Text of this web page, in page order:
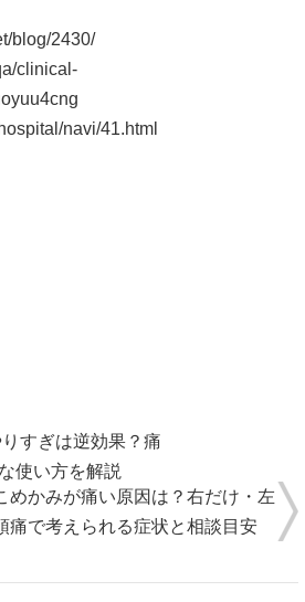
blog/2430/
clinical-
navi/41.html
すぎは逆効果？痛
使い方を解説
めかみが痛い原因は？右だけ・左
痛で考えられる症状と相談目安